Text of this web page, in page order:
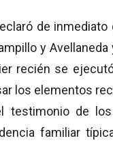
de
y
recién se
los elementos
testimonio de
familiar